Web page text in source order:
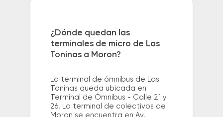
¿Dónde quedan las
terminales de micro de Las
Toninas a Moron?
La terminal de ómnibus de Las
Toninas queda ubicada en
Terminal de Ómnibus - Calle 21 y
26. La terminal de colectivos de
Moron se encuentra en Av.